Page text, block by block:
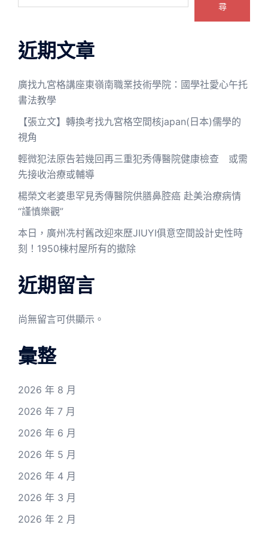
尋
近期文章
廣找九宮格講座東嶺南職業技術學院：國學社愛心午托
書法教學
【張立文】轉換考找九宮格空間核japan(日本)儒學的
視角
輕微犯法原告若幾回再三重犯秀傳醫院健康檢查 或需
先接收治療或輔導
楊榮文老婆患罕見秀傳醫院供膳鼻腔癌 赴美治療病情
“謹慎樂觀”
本日，廣州冼村舊改迎來歷JIUYI俱意空間設計史性時
刻！1950棟村屋所有的撤除
近期留言
尚無留言可供顯示。
彙整
2026 年 8 月
2026 年 7 月
2026 年 6 月
2026 年 5 月
2026 年 4 月
2026 年 3 月
2026 年 2 月